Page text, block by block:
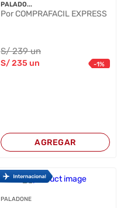
PALADO...
Por COMPRAFACIL EXPRESS
S/239 un
S/235 un -1%
AGREGAR
PALADONE